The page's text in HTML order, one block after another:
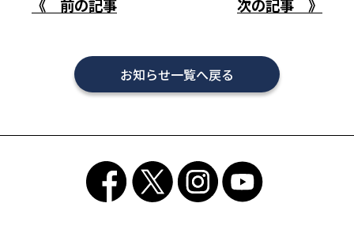
《 前の記事 次の記事 》
お知らせ一覧へ戻る